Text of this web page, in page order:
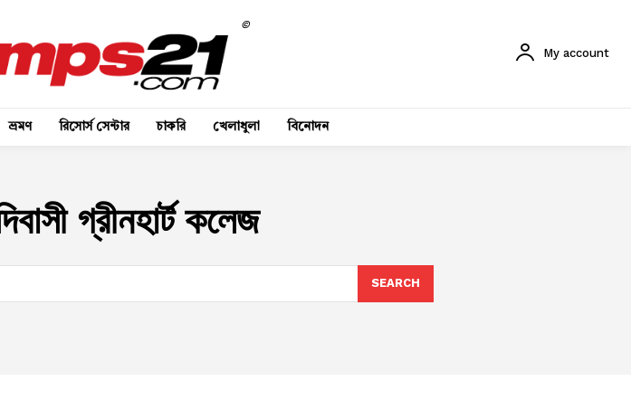
©
My account
ভ্রমণ রিসোর্স সেন্টার চাকরি খেলাধুলা বিনোদন
গ্রীনহার্ট কলেজ
SEARCH